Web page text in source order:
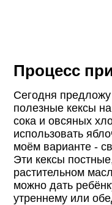
Процесс
Сегодня
полезные кексы
сока и овсяных
использовать
моём варианте -
Эти кексы
растительном
можно дать
утреннему или